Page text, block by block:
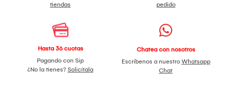
tiendas
pedido
Hasta 36 cuotas
Pagando con Sip
¿No la tienes? Solicítala
Chatea con nosotros
Escríbenos a nuestro Whatsapp
Chat